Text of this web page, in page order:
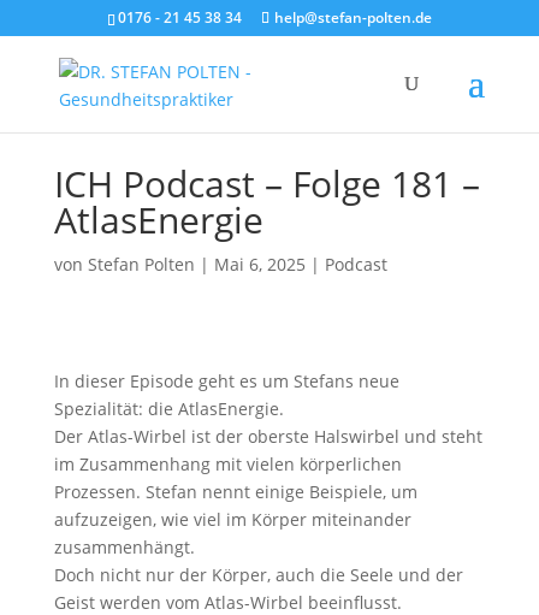
0176 - 21 45 38 34 help@stefan-polten.de
ICH Podcast – Folge 181 –
AtlasEnergie
von Stefan Polten | Mai 6, 2025 | Podcast
In dieser Episode geht es um Stefans neue
Spezialität: die AtlasEnergie.
Der Atlas-Wirbel ist der oberste Halswirbel und steht
im Zusammenhang mit vielen körperlichen
Prozessen. Stefan nennt einige Beispiele, um
aufzuzeigen, wie viel im Körper miteinander
zusammenhängt.
Doch nicht nur der Körper, auch die Seele und der
Geist werden vom Atlas-Wirbel beeinflusst.